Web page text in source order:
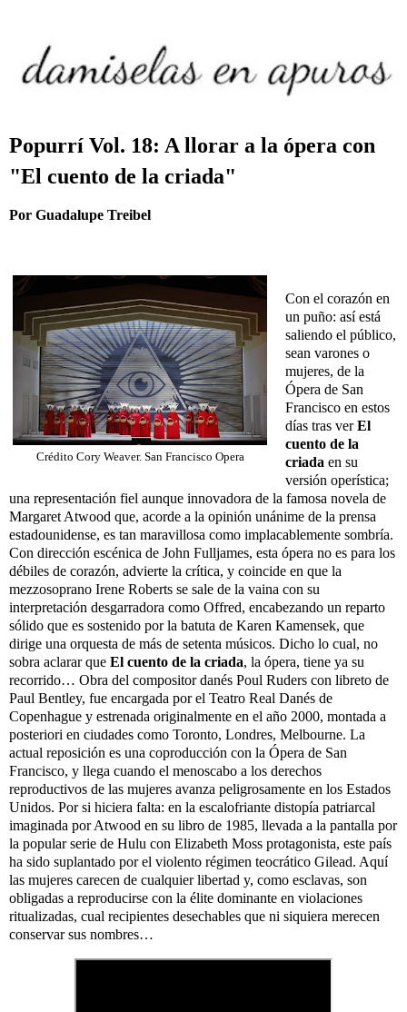
Popurrí Vol. 18: A llorar a la ópera con
"El cuento de la criada"
Por Guadalupe Treibel
Crédito Cory Weaver. San Francisco Opera
Con el corazón en
un puño: así está
saliendo el público,
sean varones o
mujeres, de la
Ópera de San
Francisco en estos
días tras verEl
cuento de la
criada en su
versión operística;
una representación fiel aunque innovadora de la famosa novela de
Margaret Atwood que, acorde a la opinión unánime de la prensa
estadounidense, es tan maravillosa como implacablemente sombría.
Con dirección escénica de John Fulljames, esta ópera no es para los
débiles de corazón, advierte la crítica, y coincide en que la
mezzosoprano Irene Roberts se sale de la vaina con su
interpretación desgarradora como Offred, encabezando un reparto
sólido que es sostenido por la batuta de Karen Kamensek, que
dirige una orquesta de más de setenta músicos. Dicho lo cual, no
sobra aclarar que El cuento de la criada, la ópera, tiene ya su
recorrido… Obra del compositor danés Poul Ruders con libreto de
Paul Bentley, fue encargada por el Teatro Real Danés de
Copenhague y estrenada originalmente en el año 2000, montada a
posteriori en ciudades como Toronto, Londres, Melbourne. La
actual reposición es una coproducción con la Ópera de San
Francisco, y llega cuando el menoscabo a los derechos
reproductivos de las mujeres avanza peligrosamente en los Estados
Unidos. Por si hiciera falta: en la escalofriante distopía patriarcal
imaginada por Atwood en su libro de 1985, llevada a la pantalla por
la popular serie de Hulu con Elizabeth Moss protagonista, este país
ha sido suplantado por el violento régimen teocrático Gilead. Aquí
las mujeres carecen de cualquier libertad y, como esclavas, son
obligadas a reproducirse con la élite dominante en violaciones
ritualizadas, cual recipientes desechables que ni siquiera merecen
conservar sus nombres…